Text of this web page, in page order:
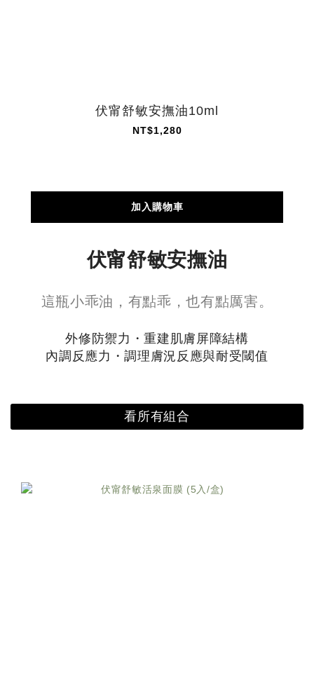
伏甯舒敏安撫油10ml
NT$1,280
加入購物車
伏甯舒敏安撫油
這瓶小乖油，有點乖，也有點厲害。
外修防禦力・重建肌膚屏障結構
內調反應力・調理膚況反應與耐受閾值
看所有組合